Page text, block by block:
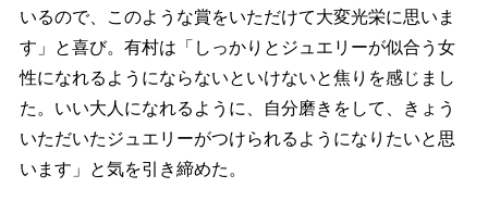
いるので、このような賞をいただけて大変光栄に思いま
す」と喜び。有村は「しっかりとジュエリーが似合う女
性になれるようにならないといけないと焦りを感じまし
た。いい大人になれるように、自分磨きをして、きょう
いただいたジュエリーがつけられるようになりたいと思
います」と気を引き締めた。